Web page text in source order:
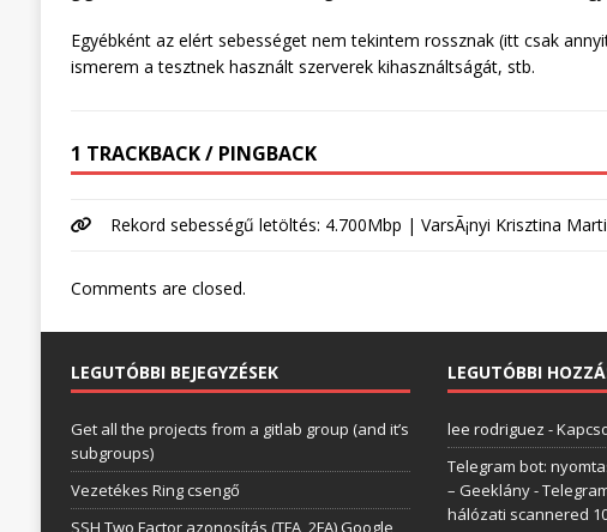
Egyébként az elért sebességet nem tekintem rossznak (itt csak
ismerem a tesztnek használt szerverek kihasználtságát, stb.
1 TRACKBACK / PINGBACK
Rekord sebességű letöltés: 4.700Mbp | VarsÃ¡nyi Krisztina
Comments are closed.
LEGUTÓBBI BEJEGYZÉSEK
Get all the projects from a gitlab group (and it’s
subgroups)
Vezetékes Ring csengő
SSH Two Factor azonosítás (TFA, 2FA) Google
LEGUTÓBBI
lee rodriguez -
Telegram bot:
– Geeklány-
hálózati scannered